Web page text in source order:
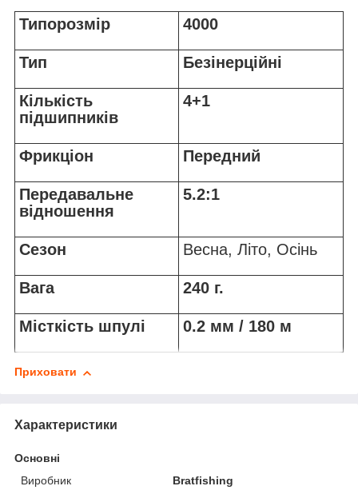
Типорозмір
4000
Тип Безінерційні
Кількість
підшипників
4+1
Фрикціон Передний
Передавальне
відношення
5.2:1
Сезон Весна, Літо, Осінь
Вага 240 г.
Місткість шпулі 0.2 мм / 180 м
Приховати
Характеристики
Основні
Виробник
Bratfishing